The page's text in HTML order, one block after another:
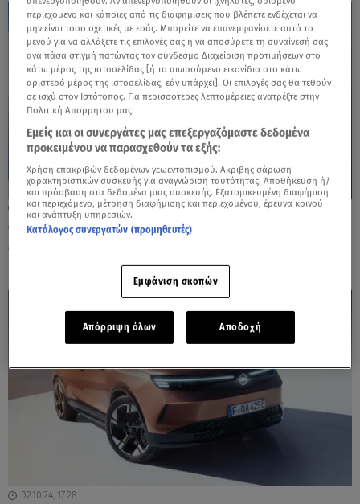
11.10.24, 15:13
Opel Grandland και Opel Frontera: Οι τιμές
στην Ελλάδα
02.10.24, 17:28
περιεχόμενο και κάποιες από τις διαφημίσεις που βλέπετε ενδέχεται να
μην είναι τόσο σχετικές με εσάς. Μπορείτε να επανεμφανίσετε αυτό το
μενού για να αλλάξετε τις επιλογές σας ή να αποσύρετε τη συναίνεσή σας
ανά πάσα στιγμή πατώντας τον σύνδεσμο Διαχείριση προτιμήσεων στο
κάτω μέρος της ιστοσελίδας [ή το αιωρούμενο εικονίδιο στο κάτω
αριστερό μέρος της ιστοσελίδας, εάν υπάρχει]. Οι επιλογές σας θα τεθούν
σε ισχύ στον Ιστότοπος. Για περισσότερες λεπτομέρειες ανατρέξτε στην
Πολιτική Απορρήτου μας.
Εμείς και οι συνεργάτες μας επεξεργαζόμαστε δεδομένα
προκειμένου να παρασχεθούν τα εξής:
Χρήση επακριβών δεδομένων γεωεντοπισμού. Ακριβής σάρωση
χαρακτηριστικών συσκευής για αναγνώριση ταυτότητας. Αποθήκευση ή/
και πρόσβαση στα δεδομένα μιας συσκευής. Εξατομικευμένη διαφήμιση
και περιεχόμενο, μέτρηση διαφήμισης και περιεχομένου, έρευνα κοινού
και ανάπτυξη υπηρεσιών.
Κατάλογος συνεργατών (προμηθευτές)
Εμφάνιση σκοπών
Απόρριψη όλων Αποδοχή